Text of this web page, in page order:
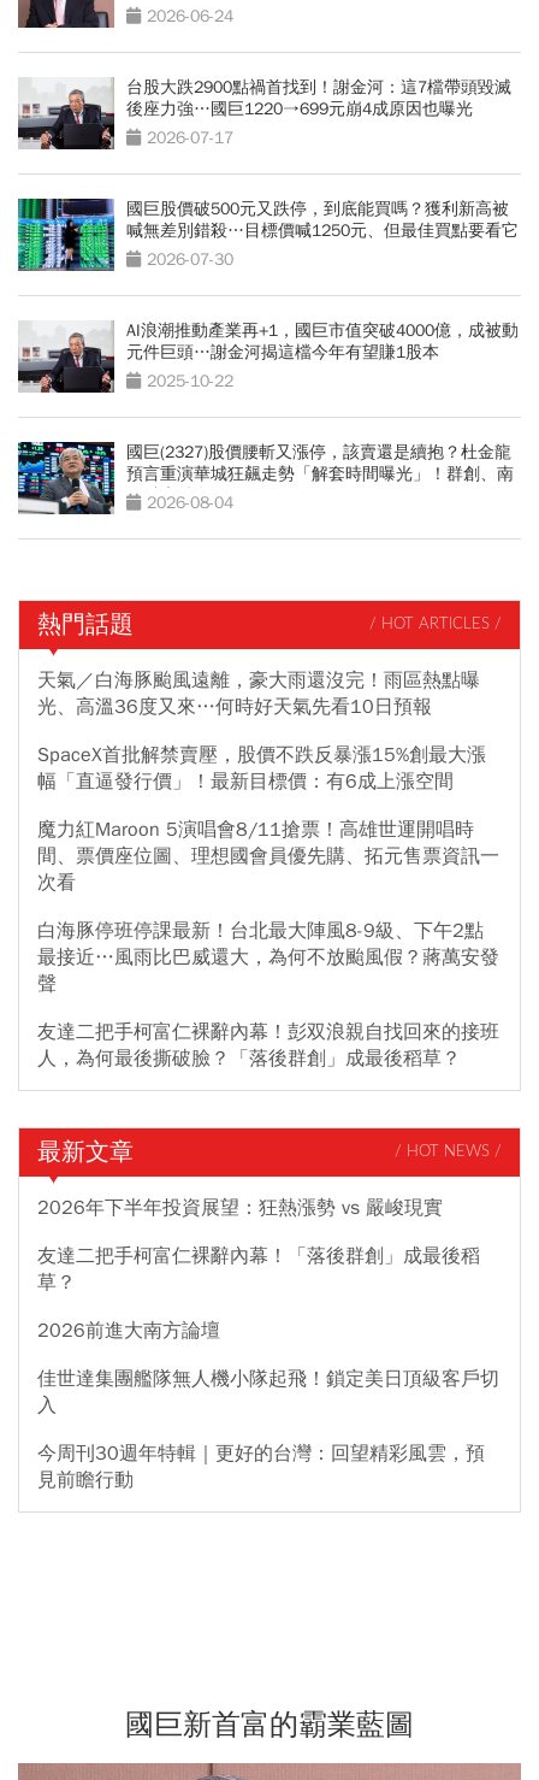
2026-06-24
台股大跌2900點禍首找到！謝金河：這7檔帶頭毀滅
後座力強…國巨1220→699元崩4成原因也曝光
2026-07-17
國巨股價破500元又跌停，到底能買嗎？獲利新高被
喊無差別錯殺…目標價喊1250元、但最佳買點要看它
2026-07-30
AI浪潮推動產業再+1，國巨市值突破4000億，成被動
元件巨頭…謝金河揭這檔今年有望賺1股本
2025-10-22
國巨(2327)股價腰斬又漲停，該賣還是續抱？杜金龍
預言重演華城狂飆走勢「解套時間曝光」！群創、南
亞科也點名
2026-08-04
熱門話題 / HOT ARTICLES /
天氣／白海豚颱風遠離，豪大雨還沒完！雨區熱點曝
光、高溫36度又來…何時好天氣先看10日預報
SpaceX首批解禁賣壓，股價不跌反暴漲15%創最大漲
幅「直逼發行價」！最新目標價：有6成上漲空間
魔力紅Maroon 5演唱會8/11搶票！高雄世運開唱時
間、票價座位圖、理想國會員優先購、拓元售票資訊一
次看
白海豚停班停課最新！台北最大陣風8-9級、下午2點
最接近…風雨比巴威還大，為何不放颱風假？蔣萬安發
聲
友達二把手柯富仁裸辭內幕！彭双浪親自找回來的接班
人，為何最後撕破臉？「落後群創」成最後稻草？
最新文章 / HOT NEWS /
2026年下半年投資展望：狂熱漲勢 vs 嚴峻現實
友達二把手柯富仁裸辭內幕！「落後群創」成最後稻
草？
2026前進大南方論壇
佳世達集團艦隊無人機小隊起飛！鎖定美日頂級客戶切
入
今周刊30週年特輯｜更好的台灣：回望精彩風雲，預
見前瞻行動
國巨新首富的霸業藍圖